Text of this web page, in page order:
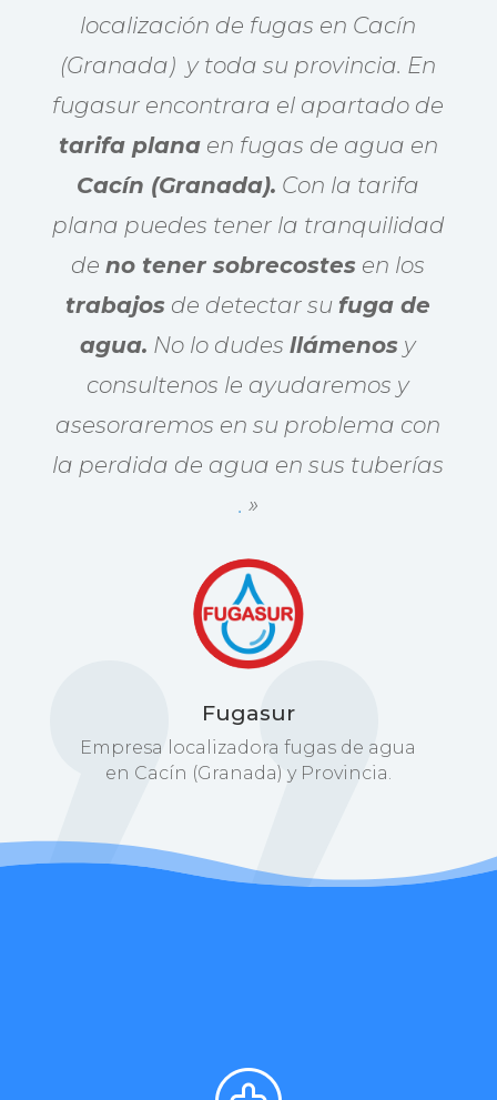
localización de fugas en Cacín
(Granada) y toda su provincia. En
fugasur encontrara el apartado de
tarifa planaen fugas de agua en
Cacín (Granada). Con la tarifa
plana puedes tener la tranquilidad
deno tener sobrecostes en los
trabajos de detectar sufuga de
agua. No lo dudesllámenos y
consultenos le ayudaremos y
asesoraremos en su problema con
la perdida de agua en sus tuberías
. »
Fugasur
Empresa localizadora fugas de agua
en Cacín (Granada) y Provincia.